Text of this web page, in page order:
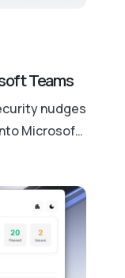
Teams
nudges
Microsoft